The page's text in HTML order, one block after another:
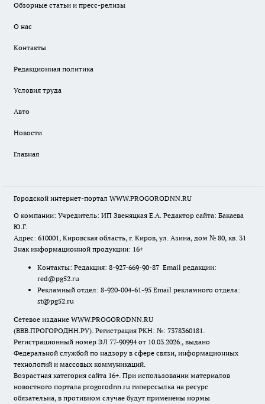
Обзорные статьи и пресс-релизы
О нас
Контакты
Редакционная политика
Условия труда
Авто
Новости
Главная
Городской интернет-портал WWW.PROGORODNN.RU
О компании: Учредитель: ИП Звеняцкая Е.А. Редактор сайта: Бакаева
Ю.Г.
Адрес: 610001, Кировская область, г. Киров, ул. Азина, дом № 80, кв. 31
Знак информационной продукции: 16+
Контакты: Редакция: 8-927-669-90-87 Email редакции:
red@pg52.ru
Рекламный отдел: 8-920-004-61-95 Email рекламного отдела:
st@pg52.ru
Сетевое издание WWW.PROGORODNN.RU
(ВВВ.ПРОГОРОДНН.РУ). Регистрация РКН: №: 7378360181.
Регистрационный номер ЭЛ 77-90994 от 10.03.2026., выдано
Федеральной службой по надзору в сфере связи, информационных
технологий и массовых коммуникаций.
Возрастная категория сайта 16+. При использовании материалов
новостного портала progorodnn.ru гиперссылка на ресурс
обязательна, в противном случае будут применены нормы